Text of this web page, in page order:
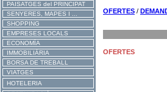
PAISATGES del PRINCIPAT
SENYERES, MAPES I ...
SHOPPING
EMPRESES LOCALS
ECONOMÍA
IMMOBILIÀRIA
BORSA DE TREBALL
VIATGES
HOTELERIA
OFERTES /
OFERTES